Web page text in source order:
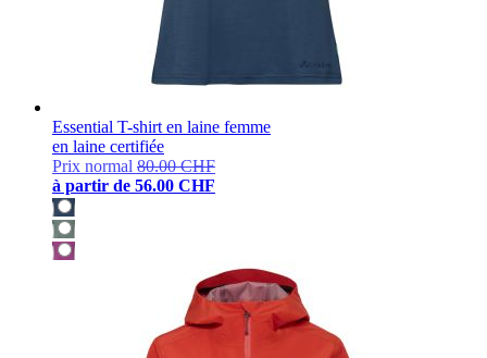
Essential T-shirt en laine femme
en laine certifiée
Prix normal 80.00 CHF
à partir de 56.00 CHF